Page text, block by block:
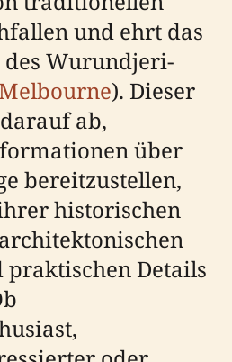
und ehrt das
Wurundjeri-
). Dieser
ab,
über
bereitzustellen,
historischen
praktischen Details